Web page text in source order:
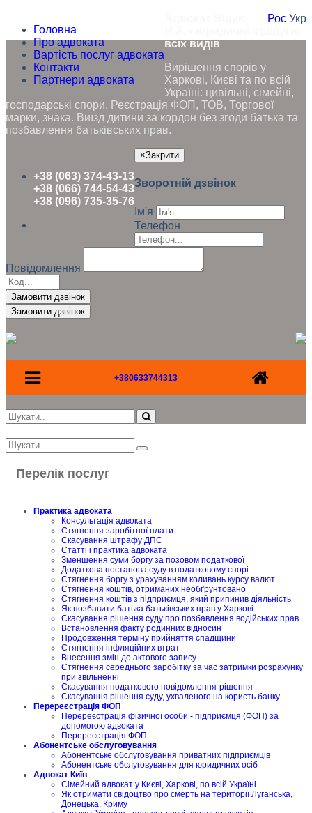
Головна
Про адвоката
Вартість послуг адвоката
Контакти
Партнери адвоката
Рос Укр
всіх видів
Вирішення спорів у
Харкові, Києві та по всій
Україні: цивільні, сімейні,
господарські спори. Реєстрація ФОП, ТОВ, Торгової
марки, знака. Виїзд дитини за кордон без згоди батька та
позбавлення батьківських прав.
+38 (063) 374-43-13
+38 (066) 744-54-43
+38 (096) 735-35-76
×Закрити
Зворотній дзвінок
Ім'я
Телефон
Повідомлення
Замовити дзвінок
+380633744313
Перелік послуг
Практика адвоката
Консультація адвоката
Стягнення заробітної плати
Скасування штрафу ДПС
Статті і практика адвоката
Зменшення суми боргу за позовом податкової
Додаткова постанова суду в податковому спорі
Стягнення боргу з урахуванням коливань курсу валют
Стягнення коштів, отриманих необґрунтовано
Стягнення коштів з підприємця, який припинив діяльність
Як позбавити батька батьківських прав у Харкові
Скасування рішення суду про позбавлення водійських прав
Встановлення факту родинних відносин
Продовження терміну прийняття спадщини
Стягнення інфляційних втрат
Внесення змін до актового запису
Стягнення середнього заробітку за час затримки розрахунку
при звільненні
Скасування податкового повідомлення-рішення
Скасування рішення суду, ухваленого на користь банку
Перереєстрація ФОП
Перереєстрація фізичної особи - підприємця (ФОП) за
допомогою адвоката
Перереєстрація ФОП
Абонентське обслуговування
Абонентське обслуговування приватних підприємців
Абонентське обслуговування для юридичних осіб
Адвокат Київ
Сімейний адвокат у Києві, Харкові, по всій Україні
Як отримати свідоцтво про смерть на території Луганська,
Донецька, Криму